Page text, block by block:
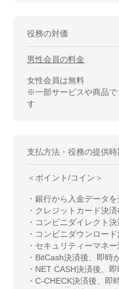
役務の対価
男性会員の料金
女性会員は無料
※一部サービスや商品で
す
支払方法・役務の提供時
＜ポイント/コイン＞
・銀行から入金データ
・クレジットカード決
・コンビニダイレクト
・コンビニダウンロー
・セキュリティーマネ
・BitCash決済後、即時
・NET CASH決済後、
・C-CHECK決済後、即